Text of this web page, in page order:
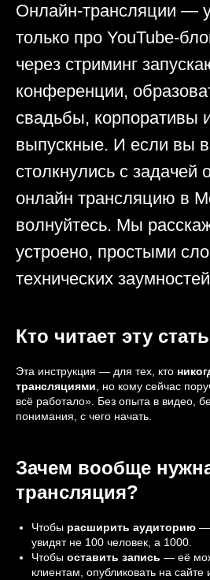
Онлайн-трансляции —
только про YouTube-
через стриминг
конференции,
свадьбы, корпоративы
выпускные. И если вы
столкнулись с задачей
онлайн трансляцию в
волнуйтесь. Мы
устроено, простыми
технических
Кто читает эту
Эта инструкция — для тех, кто
трансляциями , но кому сейчас
всё работало». Без опыта в видео,
понимания, с чего начать.
Зачем вообще
трансляция?
Чтобы расширить аудиторию —
увидят не 100 человек, а 1000.
Чтобы оставить запись — её
клиентам, опубликовать на сайте